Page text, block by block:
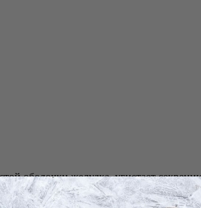
оболочки желудка, угнетает
проявляет умеренное
желчегонным эффектами.